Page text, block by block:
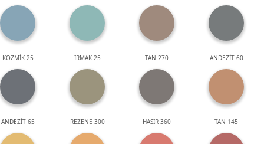
KOZMİK 25 IRMAK 25 TAN 270 ANDEZİT 60
ANDEZİT 65 REZENE 300 HASIR 360 TAN 145